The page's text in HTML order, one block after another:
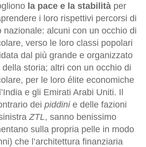
la pace e la stabilità per
i loro rispettivi percorsi di
nazionale: alcuni con un occhio di
verso le loro classi popolari
dal più grande e organizzato
storia; altri con un occhio di
per le loro élite economiche
e gli Emirati Arabi Uniti. Il
dei piddinie delle fazioni
ZTL, sanno benissimo
sulla propria pelle in modo
che l’architettura finanziaria